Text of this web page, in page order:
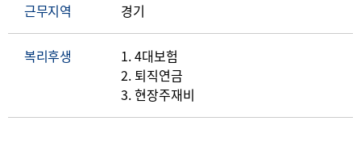
근무지역 경기
복리후생
1. 4대보험
2. 퇴직연금
3. 현장주재비